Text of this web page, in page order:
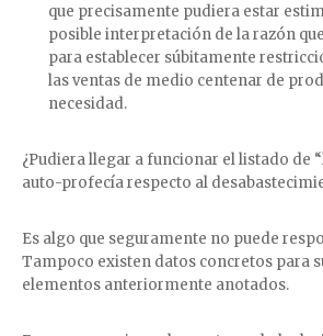
que precisamente pudiera estar
posible interpretación de la razón
para establecer súbitamente
las ventas de medio centenar de
necesidad.
¿Pudiera llegar a funcionar el listado de
auto-profecía respecto al
Es algo que seguramente no puede
Tampoco existen datos concretos para
elementos anteriormente anotados.